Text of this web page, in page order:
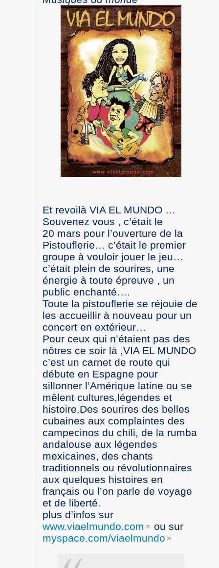
Et revoilà VIA EL MUNDO …
Souvenez vous , c’était le
20 mars pour l’ouverture de la
Pistouflerie… c’était le premier
groupe à vouloir jouer le jeu…
c’était plein de sourires, une
énergie à toute épreuve , un
public enchanté….
Toute la pistouflerie se réjouie de
les accueillir à nouveau pour un
concert en extérieur…
Pour ceux qui n’étaient pas des
nôtres ce soir là ,VIA EL MUNDO
c’est un carnet de route qui
débute en Espagne pour
sillonner l’Amérique latine ou se
mêlent cultures,légendes et
histoire.Des sourires des belles
cubaines aux complaintes des
campecinos du chili, de la rumba
andalouse aux légendes
mexicaines, des chants
traditionnels ou révolutionnaires
aux quelques histoires en
français ou l’on parle de voyage
et de liberté.
plus d’infos sur
www.viaelmundo.com
ou sur
myspace.com/viaelmundo